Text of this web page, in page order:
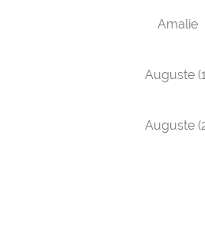
Amalie
Auguste
Auguste